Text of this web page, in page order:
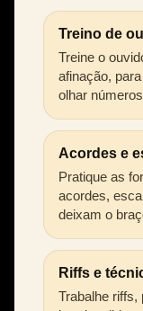
Treino de
Treine o
afinação,
olhar
Acordes e
Pratique as
acordes,
deixam o
Riffs e
Trabalhe riffs,